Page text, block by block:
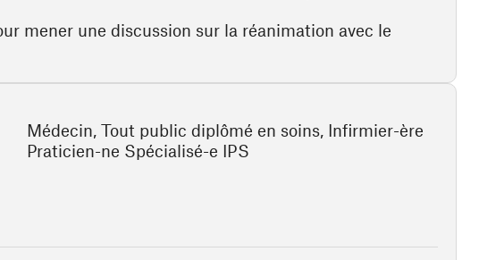
mener une discussion sur la réanimation avec le
Médecin, Tout public diplômé en soins, Infirmier-ère
Praticien-ne Spécialisé-e IPS